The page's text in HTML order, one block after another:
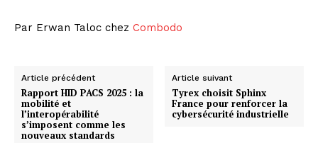
Par Erwan Taloc chez Combodo
Article précédent
Rapport HID PACS 2025 : la
mobilité et
l’interopérabilité
s’imposent comme les
nouveaux standards
Article suivant
Tyrex choisit Sphinx
France pour renforcer la
cybersécurité industrielle